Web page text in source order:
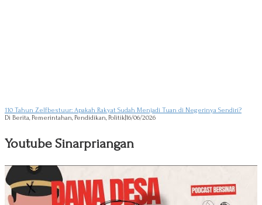
110 Tahun Zelfbestuur: Apakah Rakyat Sudah Menjadi Tuan di Negerinya Sendiri?
Di Berita, Pemerintahan, Pendidikan, Politik16/06/2026
Youtube Sinarpriangan